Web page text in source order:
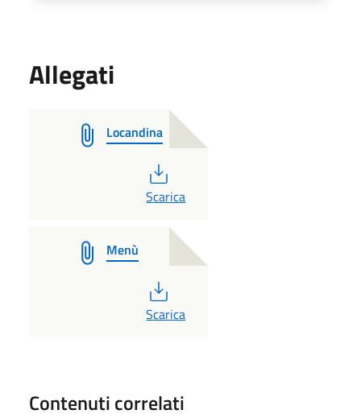
Allegati
Locandina
PDF
Scarica
Menù
PDF
Scarica
Contenuti correlati